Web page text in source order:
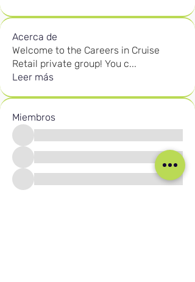
Acerca de
Welcome to the Careers in Cruise
Retail private group! You c...
Leer más
Miembros